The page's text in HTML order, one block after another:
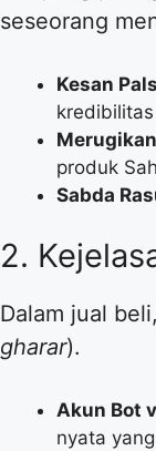
seseorang
Kesan
produk
Sabda
​2.
​Dalam jual
gharar).
Akun Bot
nyata